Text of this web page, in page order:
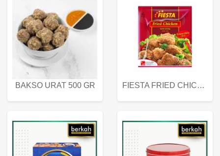
BAKSO URAT 500 GR FIESTA FRIED CHICKEN 500 GR